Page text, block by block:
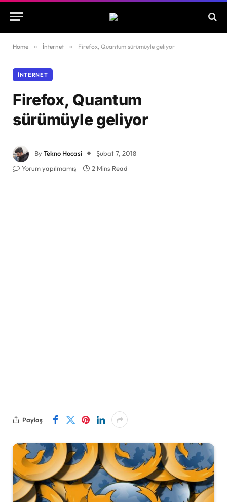
Home » İnternet » Firefox, Quantum sürümüyle geliyor
İNTERNET
Firefox, Quantum
sürümüyle geliyor
ByTekno Hocasi
Şubat 7, 2018
Yorum yapılmamış
2 Mins Read
Paylaş